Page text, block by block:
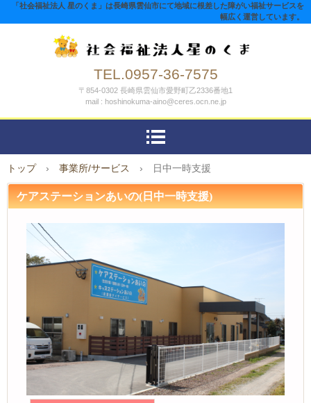
「社会福祉法人 星のくま」は長崎県雲仙市にて地域に根差した障がい福祉サービスを
幅広く運営しています。
TEL.0957-36-7575
〒854-0302 長崎県雲仙市愛野町乙2336番地1
mail : hoshinokuma-aino@ceres.ocn.ne.jp
トップ › 事業所/サービス › 日中一時支援
ケアステーションあいの(日中一時支援)